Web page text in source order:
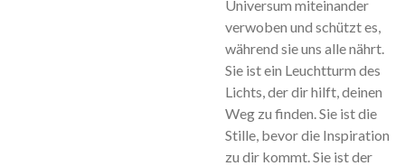
Universum miteinander
verwoben und schützt es,
während sie uns alle nährt.
Sie ist ein Leuchtturm des
Lichts, der dir hilft, deinen
Weg zu finden. Sie ist die
Stille, bevor die Inspiration
zu dir kommt. Sie ist der